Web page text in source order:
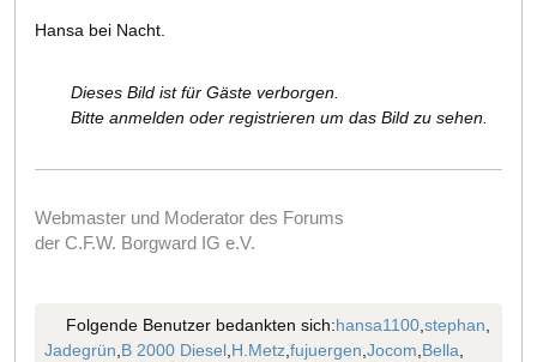
Hansa bei Nacht.
Dieses Bild ist für Gäste verborgen.
Bitte anmelden oder registrieren um das Bild zu sehen.
Webmaster und Moderator des Forums
der C.F.W. Borgward IG e.V.
Folgende Benutzer bedankten sich:hansa1100,stephan,
Jadegrün,B 2000 Diesel,H.Metz,fujuergen,Jocom,Bella,